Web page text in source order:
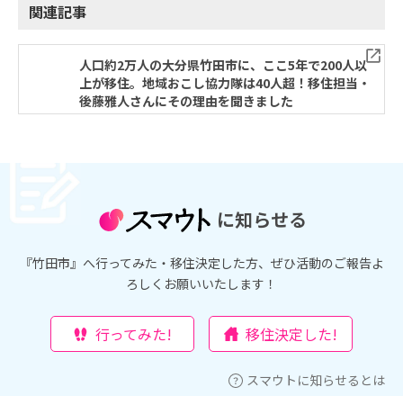
関連記事
人口約2万人の大分県竹田市に、ここ5年で200人以
上が移住。地域おこし協力隊は40人超！移住担当・
後藤雅人さんにその理由を聞きました
に知らせる
『竹田市』へ行ってみた・移住決定した方、ぜひ活動のご報告よ
ろしくお願いいたします！
行ってみた! 移住決定した!
スマウトに知らせるとは